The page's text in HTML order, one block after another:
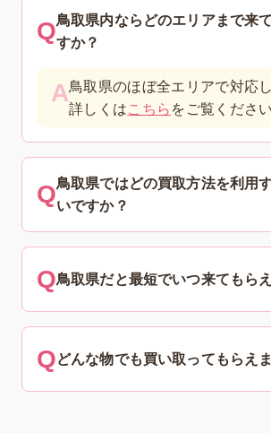
鳥取県内ならどのエリアまで来
すか？
鳥取県のほぼ全エリアで対応
詳しくはこちら をご覧ください
鳥取県ではどの買取方法を利用
いですか？
鳥取県だと最短でいつ来てもら
どんな物でも買い取ってもらえ